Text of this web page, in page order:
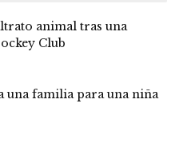
animal tras una
Club
una familia para una niña